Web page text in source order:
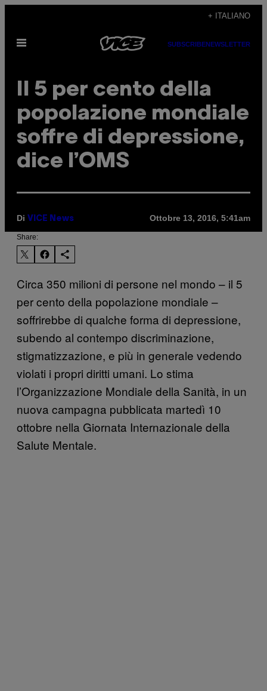
contenuto
+ ITALIANO
Apri
SUBSCRIBENEWSLETTER
Il 5 per cento della
popolazione mondiale
soffre di depressione,
dice l’OMS
Di VICE News Ottobre 13, 2016, 5:41am
Share:
Circa 350 milioni di persone nel mondo – il 5
per cento della popolazione mondiale –
soffrirebbe di qualche forma di depressione,
subendo al contempo discriminazione,
stigmatizzazione, e più in generale vedendo
violati i propri diritti umani. Lo stima
l’Organizzazione Mondiale della Sanità, in un
nuova campagna pubblicata martedì 10
ottobre nella Giornata Internazionale della
Salute Mentale.